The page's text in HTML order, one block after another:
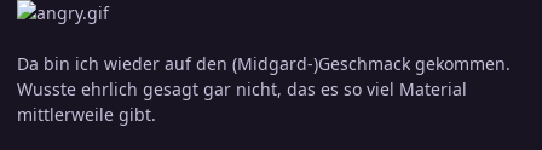
Da bin ich wieder auf den (Midgard-)Geschmack gekommen.
Wusste ehrlich gesagt gar nicht, das es so viel Material
mittlerweile gibt.